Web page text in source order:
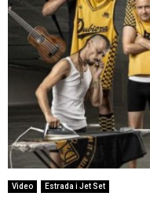
Video Estrada i Jet Set